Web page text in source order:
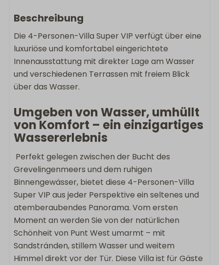
Nichtraucher
Waschmaschine
Wäschetrockner
Wohnen & Kochen
Grundfläche: 127
Bügeleisen
Flachbildschirm-TV
Bügelbrett
Wäscheständer
Keukengerei
Induktion
Kombimicrowelle
Quooker
Kühlschrank mit Gefrierfach
Nespresso
Wasserkocher
Beschreibung
Die 4-Personen-Villa Super VIP verfügt über eine
luxuriöse und komfortabel eingerichtete
Innenausstattung mit direkter Lage am Wasser
und verschiedenen Terrassen mit freiem Blick
über das Wasser.
Umgeben von Wasser, umhüllt
von Komfort – ein einzigartiges
Wassererlebnis
Perfekt gelegen zwischen der Bucht des
Grevelingenmeers und dem ruhigen
Binnengewässer, bietet diese 4-Personen-Villa
Super VIP aus jeder Perspektive ein seltenes und
atemberaubendes Panorama. Vom ersten
Moment an werden Sie von der natürlichen
Schönheit von Punt West umarmt – mit
Sandstränden, stillem Wasser und weitem
Himmel direkt vor der Tür. Diese Villa ist für Gäste